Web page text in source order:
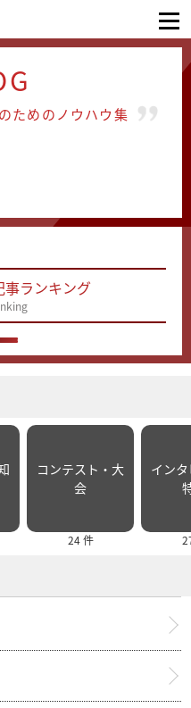
ためのノウハウ集
事ランキング
コンテスト・大
会
24 件
イン